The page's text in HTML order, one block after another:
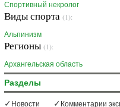
Спортивный некролог
Виды спорта (1):
Альпинизм
Регионы (1):
Архангельская область
Разделы
Новости Комментарии